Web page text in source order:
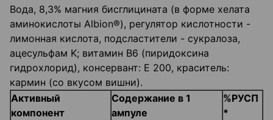
Вода, 8,3% магния бисглицината (в форме хелата
аминокислоты Albion®), регулятор кислотности -
лимонная кислота, подсластители - сукралоза,
ацесульфам K; витамин В6 (пиридоксина
гидрохлорид), консервант: E 200, краситель:
кармин (со вкусом вишни).
Активный
компонент
Содержание в 1
ампуле
%РУСП
*